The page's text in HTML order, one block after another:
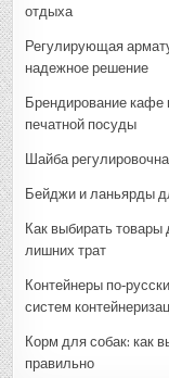
отдыха
Регулирующая
надежное решение
Брендирование кафе
печатной посуды
Шайба
Бейджи и ланьярды
Как выбирать
лишних трат
Контейнеры
систем
Корм для собак: как
правильно